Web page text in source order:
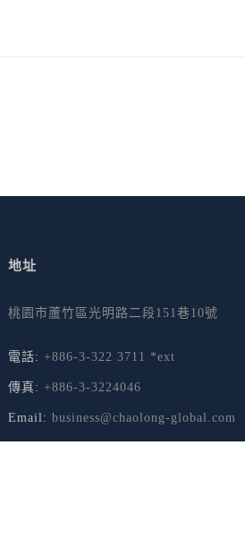
地址
桃園市蘆竹區光明路二段151巷10號
電話: +886-3-322 3711 *ext
傳真: +886-3-3224046
Email: business@chaolong-global.com